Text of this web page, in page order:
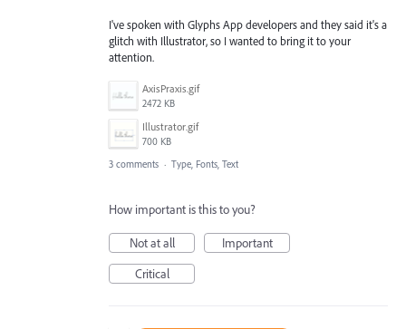
I've spoken with Glyphs App developers and they said it's a
glitch with Illustrator, so I wanted to bring it to your
attention.
AxisPraxis.gif
2472 KB
Illustrator.gif
700 KB
3 comments · Type, Fonts, Text
How important is this to you?
Not at all
Important
Critical